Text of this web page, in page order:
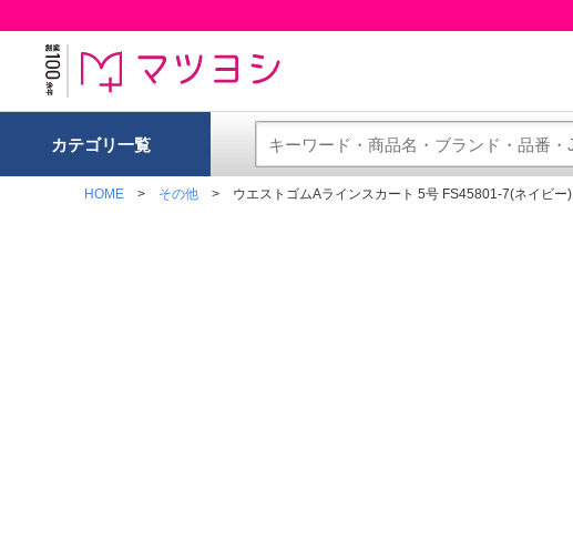
カテゴリ一覧
HOME その他 ウエストゴムAラインスカート 5号 FS45801-7(ネイビー)